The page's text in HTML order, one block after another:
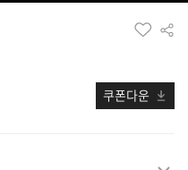
쿠폰다운